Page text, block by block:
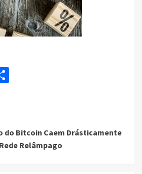
do Bitcoin Caem Drásticamente
Relâmpago